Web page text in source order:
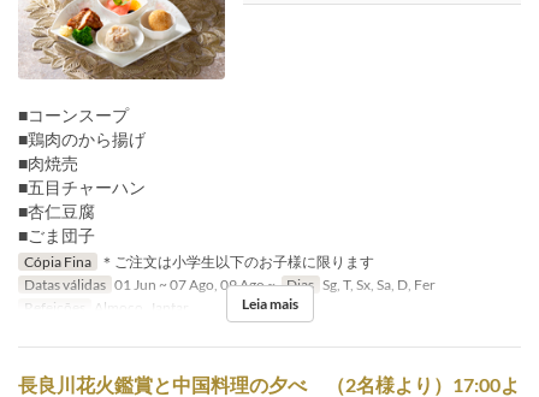
■コーンスープ
■鶏肉のから揚げ
■肉焼売
■五目チャーハン
■杏仁豆腐
■ごま団子
Cópia Fina
＊ご注文は小学生以下のお子様に限ります
Datas válidas 01 Jun ~ 07 Ago, 09 Ago ~ Dias Sg, T, Sx, Sa, D, Fer
Refeições
Almoço, Jantar Leia mais
長良川花火鑑賞と中国料理の夕べ （2名様より）17:00よ